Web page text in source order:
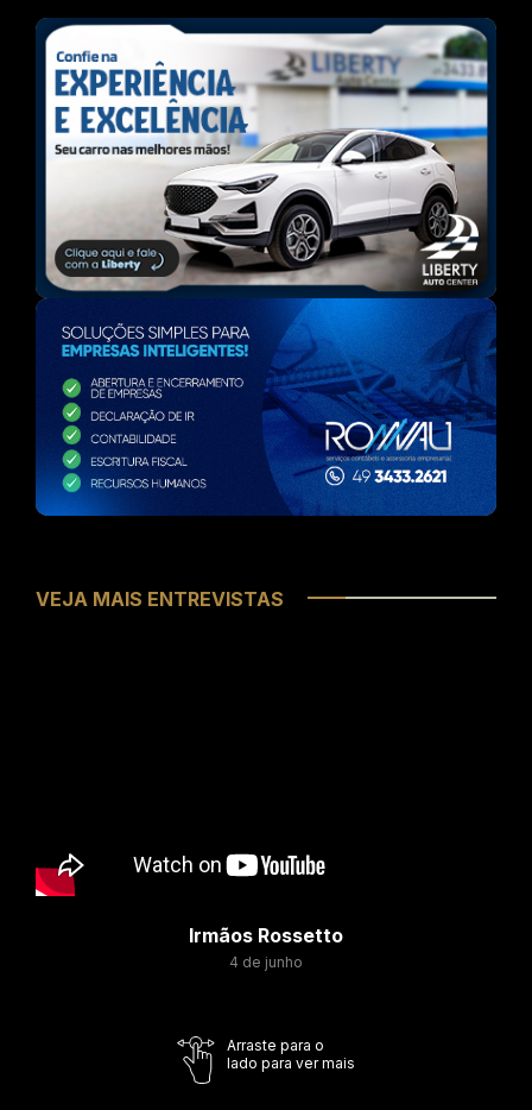
VEJA MAIS ENTREVISTAS
Irmãos Rossetto
4 de junho
Arraste para o
lado para ver mais